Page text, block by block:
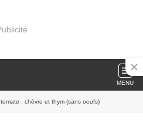
MENU
, chèvre et thym (sans oeufs)